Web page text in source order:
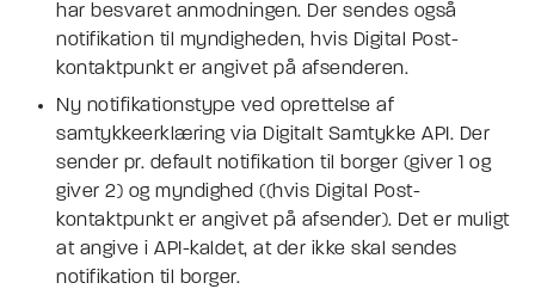
har besvaret anmodningen. Der sendes også
notifikation til myndigheden, hvis Digital Post-
kontaktpunkt er angivet på afsenderen.
Ny notifikationstype ved oprettelse af
samtykkeerklæring via Digitalt Samtykke API. Der
sender pr. default notifikation til borger (giver 1 og
giver 2) og myndighed ((hvis Digital Post-
kontaktpunkt er angivet på afsender). Det er muligt
at angive i API-kaldet, at der ikke skal sendes
notifikation til borger.